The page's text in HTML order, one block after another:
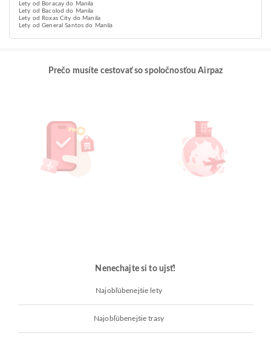
Lety od Boracay do Manila
Lety od Bacolod do Manila
Lety od Roxas City do Manila
Lety od General Santos do Manila
Prečo musíte cestovať so spoločnosťou Airpaz
Nenechajte si to ujsť!
Najobľúbenejšie lety
Najobľúbenejšie trasy